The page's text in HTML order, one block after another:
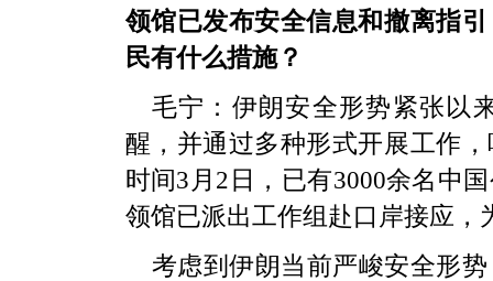
领馆已发布安全信息和撤离指
民有什么措施？
毛宁：伊朗安全形势紧张以
醒，并通过多种形式开展工作
时间3月2日，已有3000余名中
领馆已派出工作组赴口岸接应
考虑到伊朗当前严峻安全形